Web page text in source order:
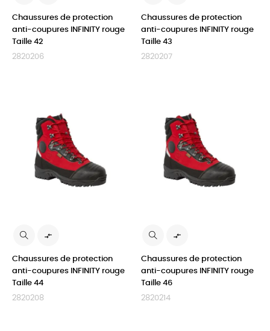
Chaussures de protection
anti-coupures INFINITY rouge
Taille 42
2820206
Chaussures de protection
anti-coupures INFINITY rouge
Taille 43
2820207

Chaussures de protection
anti-coupures INFINITY rouge
Taille 44
2820208

Chaussures de protection
anti-coupures INFINITY rouge
Taille 46
2820214